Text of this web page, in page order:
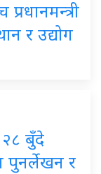
र उद्योग
२८ बुँदे
पुनर्लेखन र